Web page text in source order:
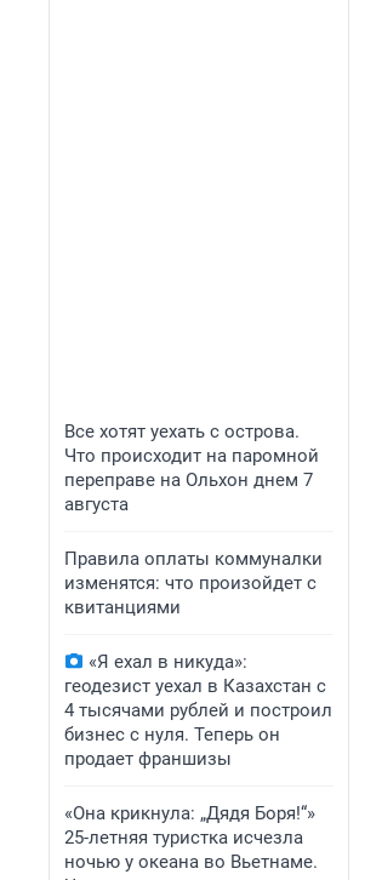
Все хотят уехать с острова.
Что происходит на паромной
переправе на Ольхон днем 7
августа
Правила оплаты коммуналки
изменятся: что произойдет с
квитанциями
«Я ехал в никуда»:
геодезист уехал в Казахстан с
4 тысячами рублей и построил
бизнес с нуля. Теперь он
продает франшизы
«Она крикнула: „Дядя Боря!“»
25-летняя туристка исчезла
ночью у океана во Вьетнаме.